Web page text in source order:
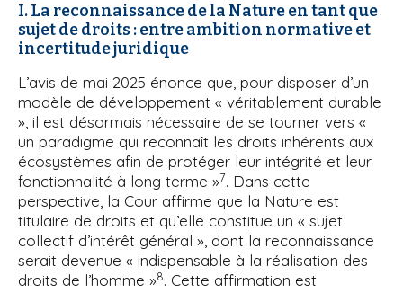
I. La reconnaissance de la Nature en tant que
sujet de droits : entre ambition normative et
incertitude juridique
L’avis de mai 2025 énonce que, pour disposer d’un
modèle de développement « véritablement durable
», il est désormais nécessaire de se tourner vers «
un paradigme qui reconnaît les droits inhérents aux
écosystèmes afin de protéger leur intégrité et leur
fonctionnalité à long terme »7. Dans cette
perspective, la Cour affirme que la Nature est
titulaire de droits et qu’elle constitue un « sujet
collectif d’intérêt général », dont la reconnaissance
serait devenue « indispensable à la réalisation des
droits de l’homme »8. Cette affirmation est